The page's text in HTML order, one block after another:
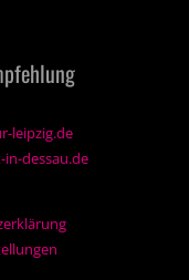
leipzig.de
dessau.de